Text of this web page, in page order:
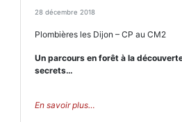
28 décembre 2018
Plombières les Dijon – CP au CM2
Un parcours en forêt à la
secrets…
En savoir plus…